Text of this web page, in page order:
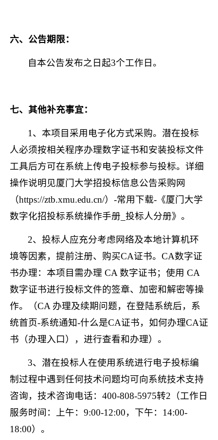
六、公告期限：
自本公告发布之日起3个工作日。
七、其他补充事宜：
1 、本项目采用电子化方式采购。潜在投标
人必须按相关程序办理数字证书和安装投标文件
工具后方可在系统上传电子投标参与投标。详细
操作说明见厦门大学招投标信息公告采购网
（https://ztb.xmu.edu.cn/） -常用下载- 《厦门大学
数字化招投标系统操作手册 投标人分册》。
2、投标人应充分考虑网络及本地计算机环
境等因素，提前注册、购买CA证书。 CA数字证
书办理：本项目需办理 CA 数字证书；使用 CA
数字证书进行投标文件的签章、加密和解密等操
作。（CA 办理及续期问题，在登陆系统后，系
统首页-系统通知-什么是CA证书，如何办理CA证
书（办理入口），进行查看和办理）。
3、潜在投标人在使用系统进行电子投标编
制过程中遇到任何技术问题均可向系统技术支持
咨询，技术咨询电话： 400-808-5975转2 （工作日
服务时间：上午： 9:00-12:00，下午： 14:00-
18:00）。